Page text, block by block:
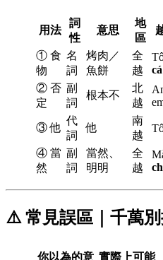
用法
詞
性
意思
地
區
① 食
物
名
詞
烤肉／
魚餅
全
越
cá
② 否
定
副
詞
根本不
北
越
③ 他
代
詞
他
南
越
④ 當
然
副
詞
當然、
明明
全
越
⚠️ 常見誤區｜千萬別
你以為的意 實際上可能